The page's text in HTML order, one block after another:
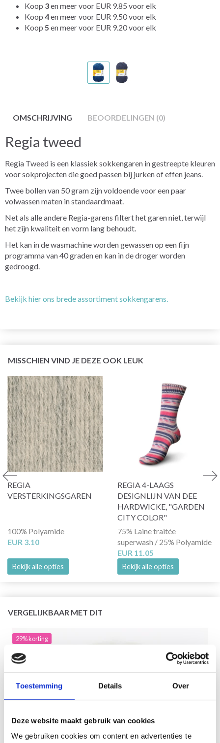
Toestemming Details Over
Deze website maakt gebruik van cookies
We gebruiken cookies om content en advertenties te
Koop 3en meer voor EUR 9.85 voor elk
Koop 4en meer voor EUR 9.50voor elk
Koop 5 en meer voor EUR 9.20voor elk
OMSCHRIJVING BEOORDELINGEN (0)
Regia tweed
Regia Tweed is een klassiek sokkengaren in gestreepte kleuren
voor sokprojecten die goed passen bij jurken of effen jeans.
Twee bollen van 50 gram zijn voldoende voor een paar
volwassen maten in standaardmaat.
Net als alle andere Regia-garens filtert het garen niet, terwijl
het zijn kwaliteit en vorm lang behoudt.
Het kan in de wasmachine worden gewassen op een fijn
programma van 40 graden en kan in de droger worden
gedroogd.
Bekijk hier ons brede assortiment sokkengarens.
MISSCHIEN VIND JE DEZE OOK LEUK
REGIA
VERSTERKINGSGAREN
100% Polyamide
EUR 3.10
Bekijk alle opties
REGIA 4-LAAGS
DESIGNLIJN VAN DEE
HARDWICKE, "GARDEN
CITY COLOR"
75% Laine traitée
superwash / 25% Polyamide
EUR 11.05
Bekijk alle opties
VERGELIJKBAAR MET DIT
29% korting